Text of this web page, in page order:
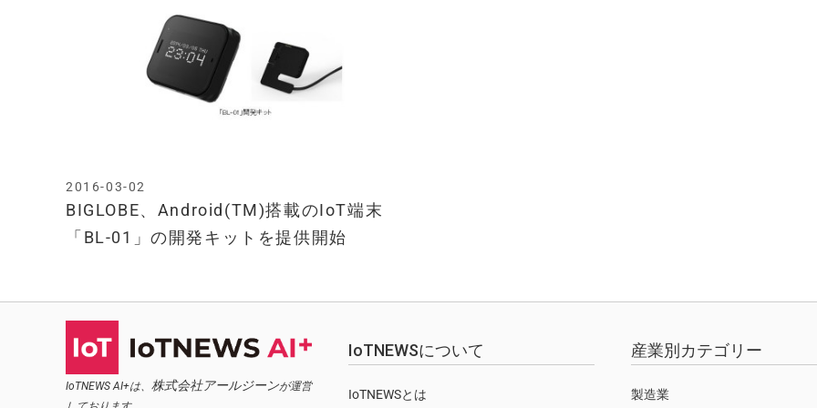
BIGLOBE、Android(TM)搭載のIoT端末
「BL-01」の開発キットを提供開始
2016-03-02
IoTNEWS AI+は、 株式会社アールジーンが運営
IoTNEWSについて
IoTNEWSとは
産業別カテゴリー
製造業